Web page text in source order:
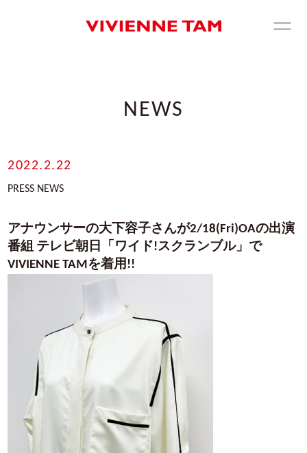
NEWS
2022.2.22
PRESS NEWS
アナウンサーの大下容子さんが2/18(Fri)OAの出演
番組 テレビ朝日「ワイド!スクランブル」で
VIVIENNE TAMを着用!!